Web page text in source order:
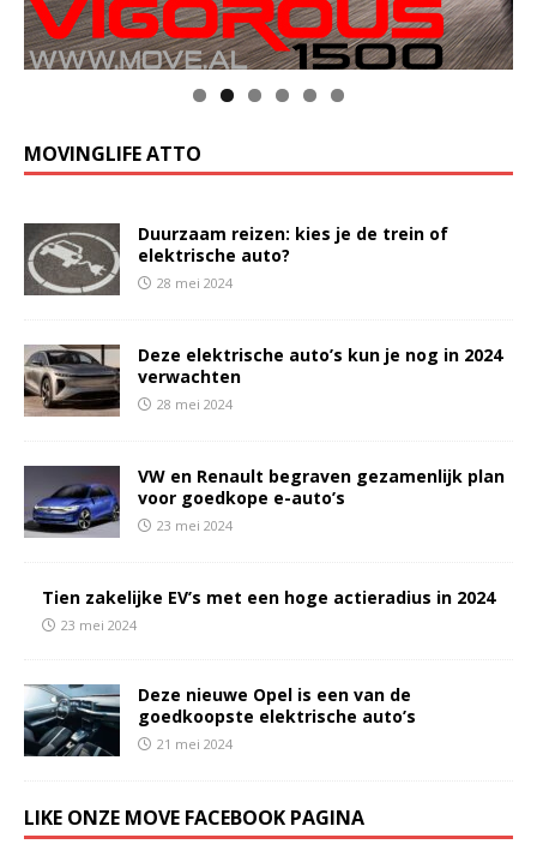
MOVINGLIFE ATTO
Duurzaam reizen: kies je de trein of
elektrische auto?
28 mei 2024
Deze elektrische auto’s kun je nog in 2024
verwachten
28 mei 2024
VW en Renault begraven gezamenlijk plan
voor goedkope e-auto’s
23 mei 2024
Tien zakelijke EV’s met een hoge actieradius in 2024
23 mei 2024
Deze nieuwe Opel is een van de
goedkoopste elektrische auto’s
21 mei 2024
LIKE ONZE MOVE FACEBOOK PAGINA